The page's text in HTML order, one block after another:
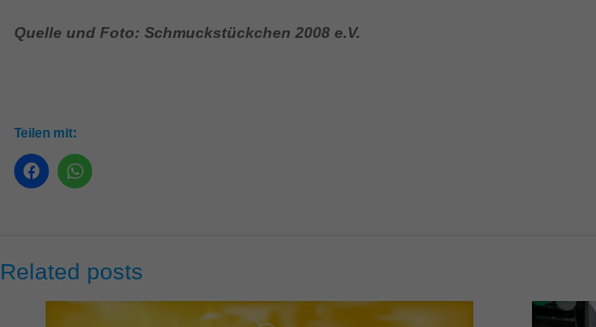
Quelle und Foto: Schmuckstückchen 2008 e.V.
Teilen mit:
Related posts